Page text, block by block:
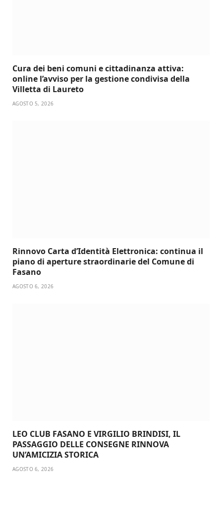
Cura dei beni comuni e cittadinanza attiva:
online l’avviso per la gestione condivisa della
Villetta di Laureto
AGOSTO 5, 2026
Rinnovo Carta d’Identità Elettronica: continua il
piano di aperture straordinarie del Comune di
Fasano
AGOSTO 6, 2026
LEO CLUB FASANO E VIRGILIO BRINDISI, IL
PASSAGGIO DELLE CONSEGNE RINNOVA
UN’AMICIZIA STORICA
AGOSTO 6, 2026